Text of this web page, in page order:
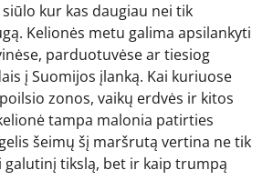
kur kas daugiau nei tik
Kelionės metu galima apsilankyti
parduotuvėse ar tiesiog
į Suomijos įlanką. Kai kuriuose
zonos, vaikų erdvės ir kitos
tampa malonia patirties
šeimų šį maršrutą vertina ne tik
galutinį tikslą, bet ir kaip trumpą